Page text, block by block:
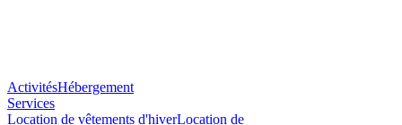
ActivitésHébergement
Services
Location de vêtements d'hiverLocation de